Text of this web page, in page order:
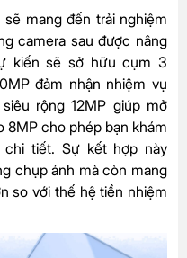
mang đến trải nghiệm
camera sau được nâng
kiến sẽ sở hữu cụm 3
đảm nhận nhiệm vụ
rộng 12MP giúp mở
8MP cho phép bạn khám
tiết. Sự kết hợp này
chụp ảnh mà còn mang
so với thế hệ tiền nhiệm